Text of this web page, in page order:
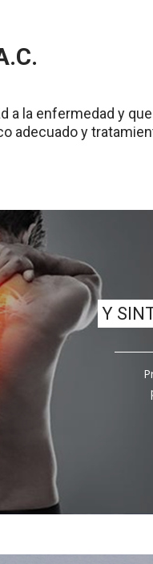
a la enfermedad y
adecuado y
Y